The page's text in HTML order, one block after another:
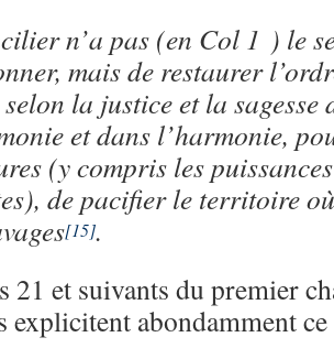
n’a pas (en Col 1 ) le
mais de restaurer
la justice et la
et dans l’harmonie,
(y compris les
de pacifier le territoire
[15].
21 et suivants du premier
explicitent abondamment